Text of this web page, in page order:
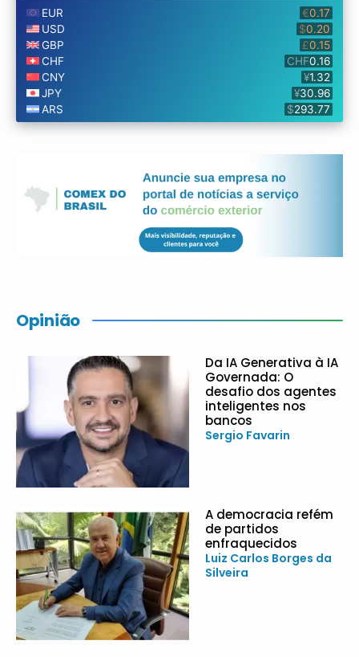
Opinião
Da IA Generativa à IA
Governada: O
desafio dos agentes
inteligentes nos
bancos
Sergio Favarin
A democracia refém
de partidos
enfraquecidos
Luiz Carlos Borges da
Silveira